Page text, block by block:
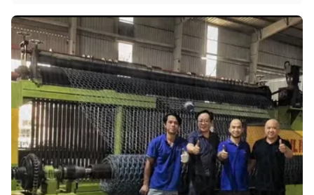
الجابيون ا...